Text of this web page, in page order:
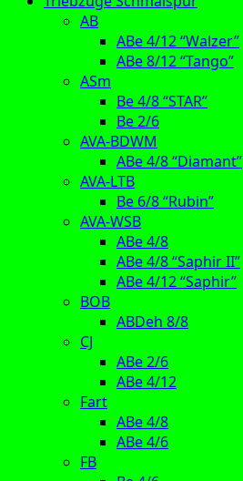
AB
ABe 4/12 “Walzer”
ABe 8/12 “Tango”
ASm
Be 4/8 “STAR”
Be 2/6
AVA-BDWM
ABe 4/8 “Diamant”
AVA-LTB
Be 6/8 “Rubin”
AVA-WSB
ABe 4/8
ABe 4/8 “Saphir II”
ABe 4/12 “Saphir”
BOB
ABDeh 8/8
CJ
ABe 2/6
ABe 4/12
Fart
ABe 4/8
ABe 4/6
FB